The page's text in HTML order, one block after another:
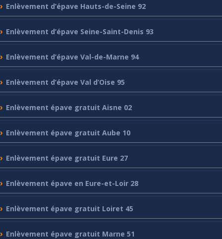
Enlèvement d’épave Hauts-de-Seine 92
Enlèvement d’épave Seine-Saint-Denis 93
Enlèvement d’épave Val-de-Marne 94
Enlèvement d’épave Val d’Oise 95
Enlèvement épave gratuit Aisne 02
Enlèvement épave gratuit Aube 10
Enlèvement épave gratuit Eure 27
Enlèvement épave en Eure-et-Loir 28
Enlèvement épave gratuit Loiret 45
Enlèvement épave gratuit Marne 51